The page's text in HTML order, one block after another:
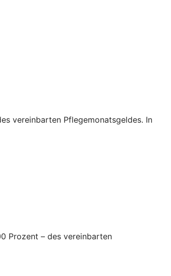
vereinbarten Pflegemonatsgeldes. In
Prozent – des vereinbarten